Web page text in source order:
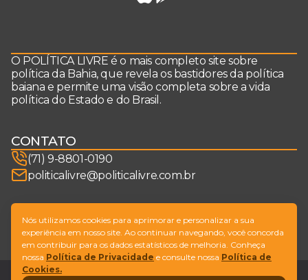
O POLÍTICA LIVRE é o mais completo site sobre
política da Bahia, que revela os bastidores da política
baiana e permite uma visão completa sobre a vida
política do Estado e do Brasil.
CONTATO
(71) 9-8801-0190
politicalivre@politicalivre.com.br
SIGA-NOS
Nós utilizamos cookies para aprimorar e personalizar a sua
experiência em nosso site. Ao continuar navegando, você concorda
em contribuir para os dados estatísticos de melhoria. Conheça
nossa Política de Privacidade e consulte nossa Política de
Cookies.